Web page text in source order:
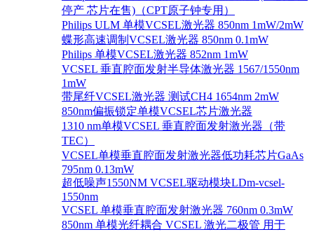
停产 芯片在售)（CPT原子钟专用）
Philips ULM 单模VCSEL激光器 850nm 1mW/2mW
蝶形高速调制VCSEL激光器 850nm 0.1mW
Philips 单模VCSEL激光器 852nm 1mW
VCSEL 垂直腔面发射半导体激光器 1567/1550nm
1mW
带尾纤VCSEL激光器 测试CH4 1654nm 2mW
850nm偏振锁定单模VCSEL芯片激光器
1310 nm单模VCSEL 垂直腔面发射激光器（带
TEC）
VCSEL单模垂直腔面发射激光器低功耗芯片GaAs
795nm 0.13mW
超低噪声1550NM VCSEL驱动模块LDm-vcsel-
1550nm
VCSEL 单模垂直腔面发射激光器 760nm 0.3mW
850nm 单模光纤耦合 VCSEL 激光二极管 用于